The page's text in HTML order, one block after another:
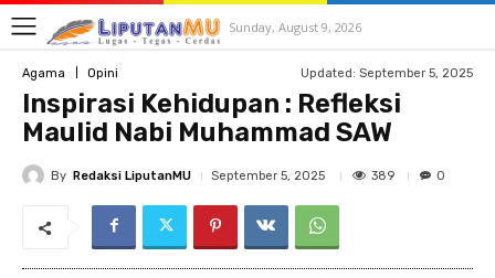
Sunday, August 9, 2026
Agama Opini Updated: September 5, 2025
Inspirasi Kehidupan : Refleksi
Maulid Nabi Muhammad SAW
By Redaksi LiputanMU September 5, 2025 389 0